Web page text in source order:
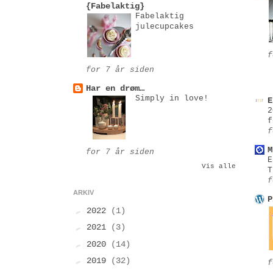
{Fabelaktig}
Fabelaktig
julecupcakes
for 7 år siden
Har en drøm…
Simply in love!
for 7 år siden
Vis alle
ARKIV
► 2022
(1)
► 2021
(3)
► 2020
(14)
► 2019
(32)